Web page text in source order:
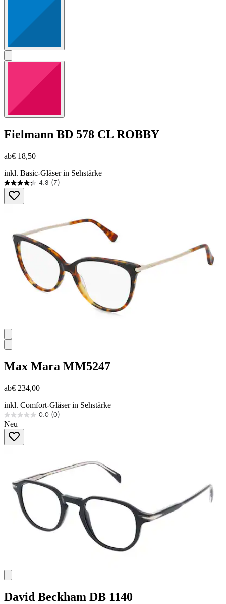
Fielmann BD 578 CL ROBBY
ab€ 18,50
inkl. Basic-Gläser in Sehstärke
4.3 (7)
4.3
von
5
Bewertungen
Max Mara MM5247
ab€ 234,00
inkl. Comfort-Gläser in Sehstärke
0.0 (0)
0.0
von
Sternen.
Neu
David Beckham DB 1140